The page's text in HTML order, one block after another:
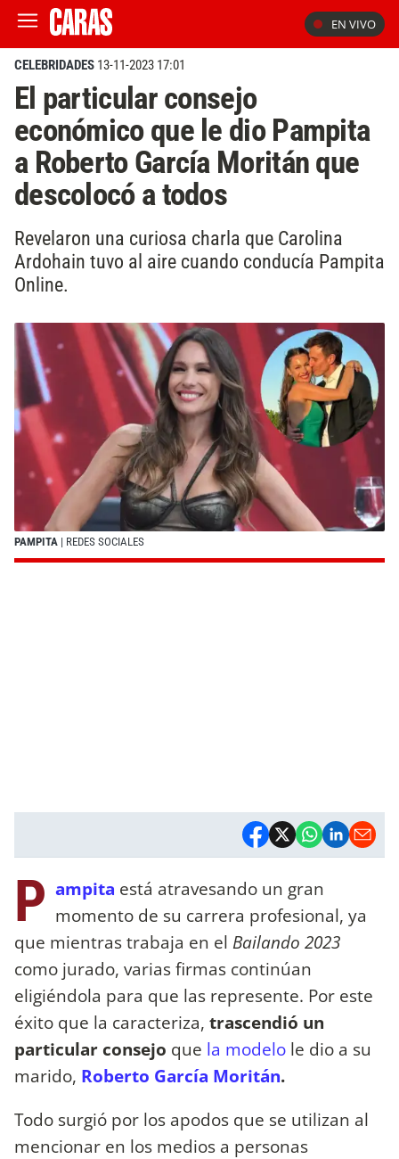
EN VIVO
CELEBRIDADES 13-11-2023 17:01
El particular consejo
económico que le dio Pampita
a Roberto García Moritán que
descolocó a todos
Revelaron una curiosa charla que Carolina
Ardohain tuvo al aire cuando conducía Pampita
Online.
PAMPITA | REDES SOCIALES
P ampita está atravesando un gran
momento de su carrera profesional, ya
que mientras trabaja en el Bailando 2023
como jurado, varias firmas continúan
eligiéndola para que las represente. Por este
éxito que la caracteriza, trascendió un
particular consejo que la modelo le dio a su
marido, Roberto García Moritán.
Todo surgió por los apodos que se utilizan al
mencionar en los medios a personas